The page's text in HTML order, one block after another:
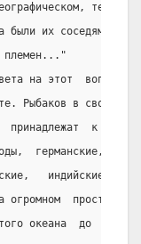
были их соседями,
племен..."
на этот  вопрос
Рыбаков в своей
к
германские,
индийские  (
огромном
океана  до